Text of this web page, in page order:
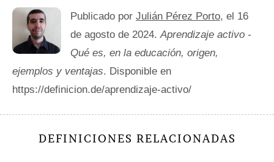
Publicado por Julián Pérez Porto, el 16
de agosto de 2024.Aprendizaje activo -
Qué es, en la educación, origen,
ejemplos y ventajas. Disponible en
https://definicion.de/aprendizaje-activo/
DEFINICIONES RELACIONADAS